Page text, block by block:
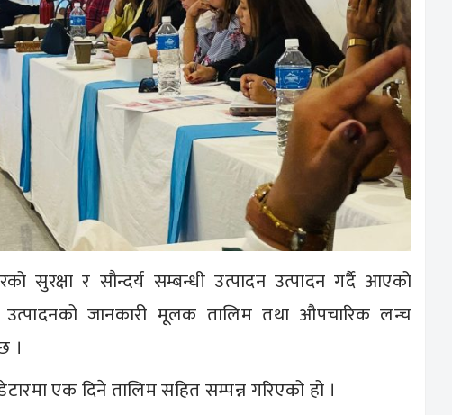
सुरक्षा र सौन्दर्य सम्बन्धी उत्पादन उत्पादन गर्दै आएको
उत्पादनको जानकारी मूलक तालिम तथा औपचारिक लन्च
।
एक दिने तालिम सहित सम्पन्न गरिएको हो ।